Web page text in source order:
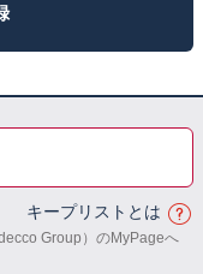
キープリストとは
Group）のMyPageへ